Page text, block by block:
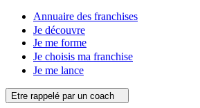
Annuaire des franchises
Je découvre
Je me forme
Je choisis ma franchise
Je me lance
Etre rappelé par un coach